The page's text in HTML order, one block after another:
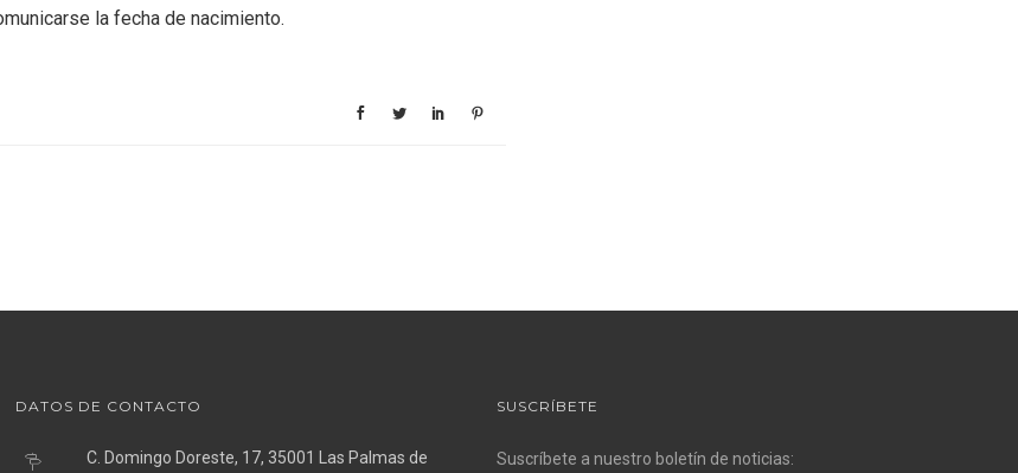
la fecha de nacimiento.
DATOS DE CONTACTO
C. Domingo Doreste, 17, 35001 Las Palmas de
SUSCRÍBETE
Suscríbete a nuestro boletín de noticias: